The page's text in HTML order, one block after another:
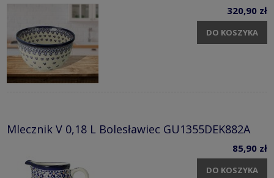
320,90 zł
DO KOSZYKA
Mlecznik V 0,18 L Bolesławiec GU1355DEK882A
85,90 zł
DO KOSZYKA